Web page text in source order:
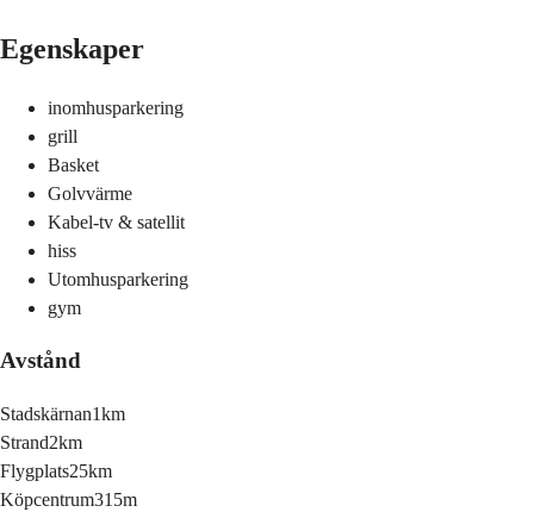
Egenskaper
inomhusparkering
grill
Basket
Golvvärme
Kabel-tv & satellit
hiss
Utomhusparkering
gym
Avstånd
Stadskärnan1km
Strand2km
Flygplats25km
Köpcentrum315m